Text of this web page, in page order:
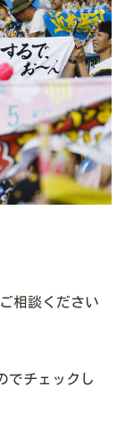
相談ください
でチェックし